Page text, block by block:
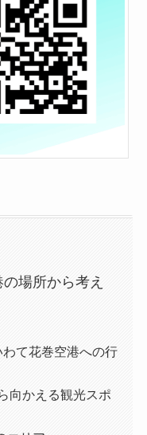
場所から考え
て花巻空港への行
向かえる観光スポ